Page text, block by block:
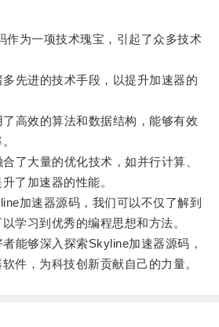
为一项技术瑰宝，引起了众多技术
进的技术手段，以提升加速器的
效的算法和数据结构，能够有效
大量的优化技术，如并行计算、
了加速器的性能。
加速器源码，我们可以不仅了解到
学习到优秀的编程思想和方法。
够深入探索Skyline加速器源码，
件，为科技创新贡献自己的力量。